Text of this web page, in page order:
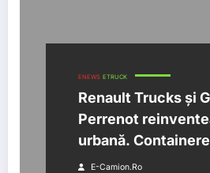
ENEWS ETRUCK
Renault Trucks și
Perrenot
urbană.
inlocuiesc paletii
E-Camion.ro